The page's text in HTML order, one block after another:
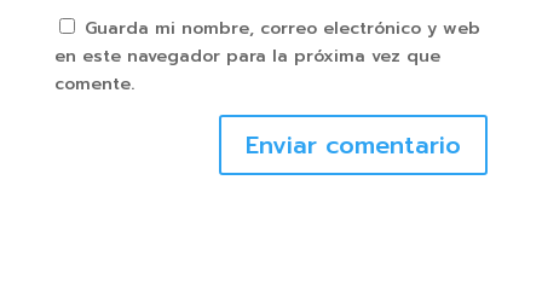
Guarda mi nombre, correo electrónico y web
en este navegador para la próxima vez que
comente.
Enviar comentario